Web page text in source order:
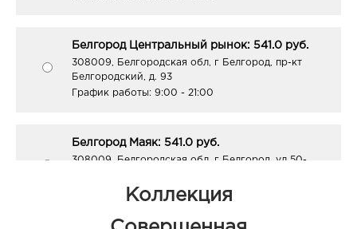
Белгород Центральный рынок: 541.0 руб.
308009, Белгородская обл, г Белгород, пр-кт
Белгородский, д. 93
График работы: 9:00 - 21:00
Белгород Маяк: 541.0 руб.
308009, Белгородская обл, г Белгород, ул 50-
График работы:9:00 - 20:00
Коллекция